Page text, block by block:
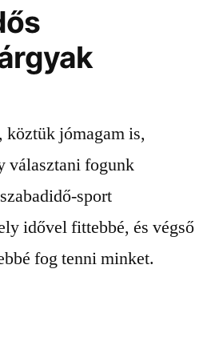
köztük jómagam is,
választani fogunk
sport
idővel fittebbé, és végső
fog tenni minket.